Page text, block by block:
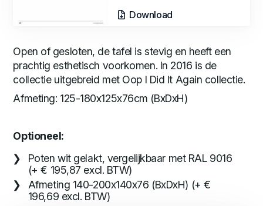
Download
Open of gesloten, de tafel is stevig en heeft een
prachtig esthetisch voorkomen. In 2016 is de
collectie uitgebreid met Oop I Did It Again collectie.
Afmeting: 125-180x125x76cm (BxDxH)
Optioneel:
Poten wit gelakt, vergelijkbaar met RAL 9016
(+ € 195,87 excl. BTW)
Afmeting 140-200x140x76 (BxDxH) (+ €
196,69 excl. BTW)